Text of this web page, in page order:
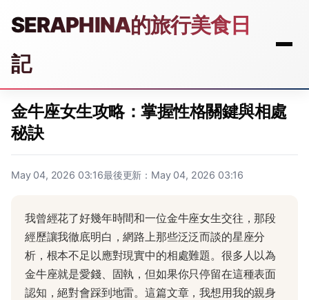
SERAPHINA的旅行美食日
記
金牛座女生攻略：掌握性格關鍵與相處
秘訣
May 04, 2026 03:16最後更新：May 04, 2026 03:16
我曾經花了好幾年時間和一位金牛座女生交往，那段
經歷讓我徹底明白，網路上那些泛泛而談的星座分
析，根本不足以應對現實中的相處難題。很多人以為
金牛座就是愛錢、固執，但如果你只停留在這種表面
認知，絕對會踩到地雷。這篇文章，我想用我的親身